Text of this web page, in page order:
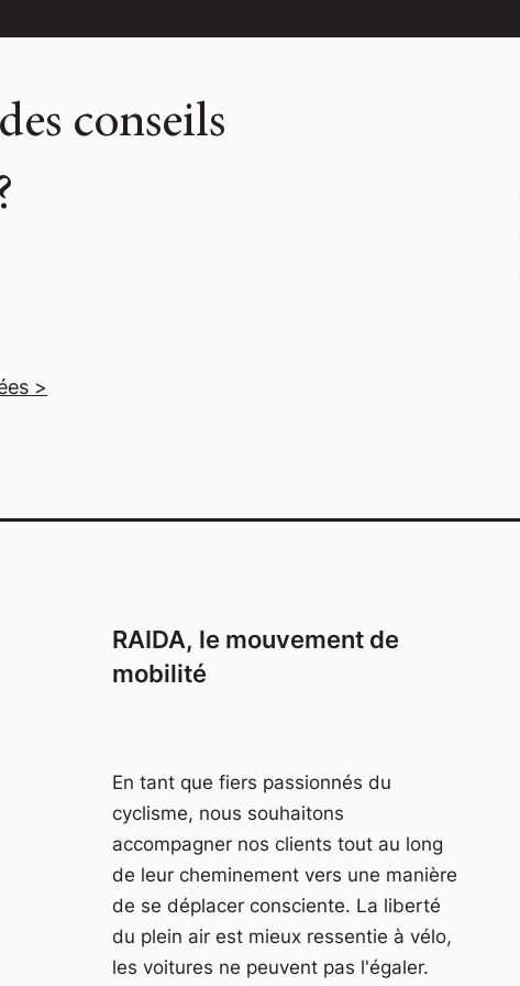
conseils
>
RAIDA, le mouvement de
mobilité
En tant que fiers passionnés du
cyclisme, nous souhaitons
accompagner nos clients tout au long
de leur cheminement vers une manière
de se déplacer consciente. La liberté
du plein air est mieux ressentie à vélo,
les voitures ne peuvent pas l'égaler.